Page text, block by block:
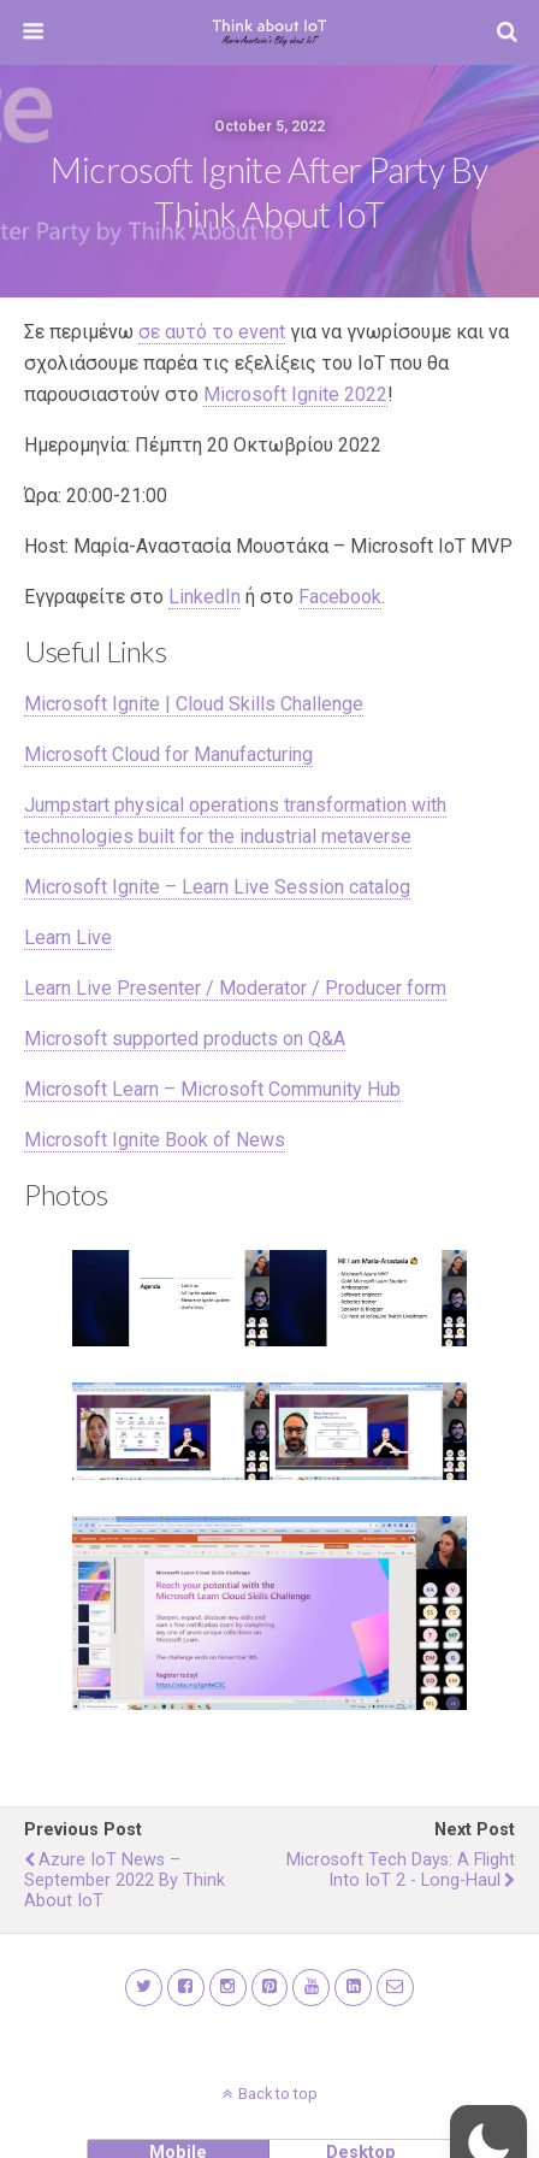
October 5, 2022
Microsoft Ignite After Party By
Think About IoT
Σε περιμένω σε αυτό το event για να γνωρίσουμε και να
σχολιάσουμε παρέα τις εξελίξεις του IoT που θα
παρουσιαστούν στο Microsoft Ignite 2022!
Ημερομηνία: Πέμπτη 20 Οκτωβρίου 2022
Ώρα: 20:00-21:00
Host: Μαρία-Αναστασία Μουστάκα – Microsoft IoT MVP
Εγγραφείτε στο LinkedIn ή στο Facebook.
Useful Links
Microsoft Ignite | Cloud Skills Challenge
Microsoft Cloud for Manufacturing
Jumpstart physical operations transformation with
technologies built for the industrial metaverse
Microsoft Ignite – Learn Live Session catalog
Learn Live
Learn Live Presenter / Moderator / Producer form
Microsoft supported products on Q&A
Microsoft Learn – Microsoft Community Hub
Microsoft Ignite Book of News
Photos
Previous Post
Azure IoT News –
September 2022 By Think
About IoT
Next Post
Microsoft Tech Days: A Flight
Into IoT 2 - Long-Haul
Back to top
Mobile Desktop